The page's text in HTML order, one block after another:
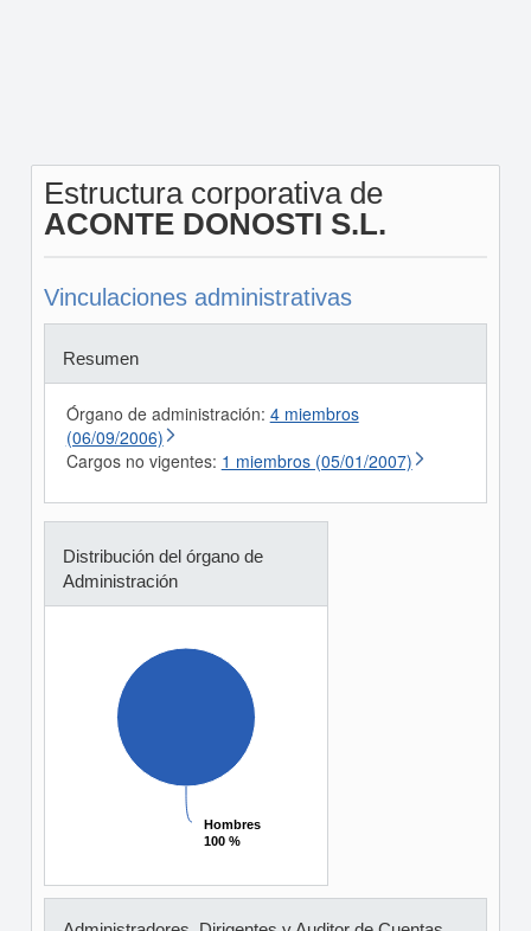
Estructura corporativa de
ACONTE DONOSTI S.L.
Vinculaciones administrativas
Resumen
Órgano de administración: 4 miembros
(06/09/2006)
Cargos no vigentes: 1 miembros (05/01/2007)
Distribución del órgano de
Administración
Hombres
100 %
Hombres
100 %